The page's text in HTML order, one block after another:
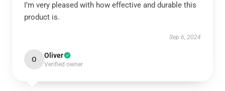
I’m very pleased with how effective and durable this
product is.
Sep 6, 2024
O Oliver
Verified owner